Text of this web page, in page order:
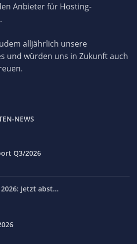
Anbieter für Hosting-
alljährlich unsere
und würden uns in Zukunft auch
NEWS
Q3/2026
Jetzt abst...